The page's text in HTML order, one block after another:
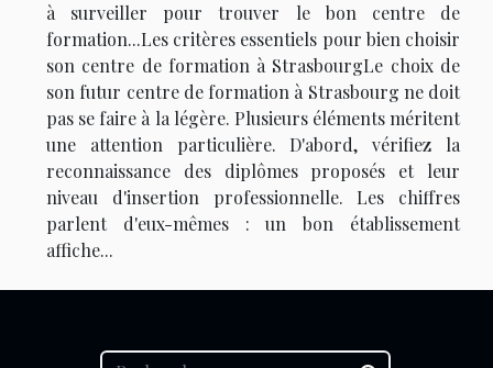
à surveiller pour trouver le bon centre de
formation...Les critères essentiels pour bien choisir
son centre de formation à StrasbourgLe choix de
son futur centre de formation à Strasbourg ne doit
pas se faire à la légère. Plusieurs éléments méritent
une attention particulière. D'abord, vérifiez la
reconnaissance des diplômes proposés et leur
niveau d'insertion professionnelle. Les chiffres
parlent d'eux-mêmes : un bon établissement
affiche...